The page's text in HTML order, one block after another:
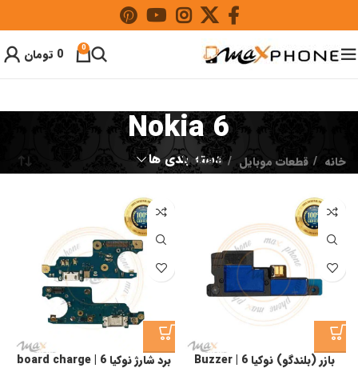
0
0 تومان
Nokia 6
دسته بندی ها خانه قطعات موبایل Nokia 6
بازر (بلندگو) نوکیا 6 | Buzzer
برد شارژ نوکیا 6 | board charge